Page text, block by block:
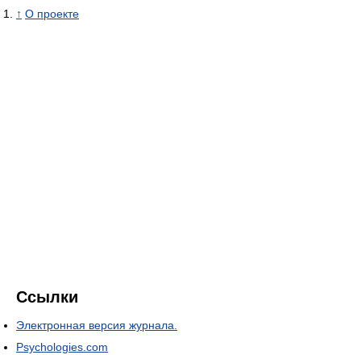
↑ О проекте
Ссылки
Электронная версия журнала.
Psychologies.com